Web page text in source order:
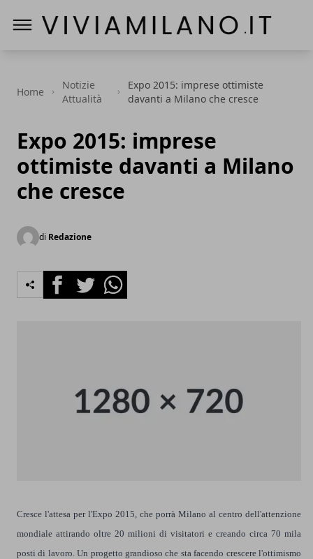
Home
Notizie
Attualità
Expo 2015: imprese ottimiste
davanti a Milano che cresce
Expo 2015: imprese
ottimiste davanti a Milano
che cresce
di Redazione
FacebookTwitterWhatsapp
Cresce l'attesa per l'Expo 2015, che porrà Milano al centro dell'attenzione
mondiale attirando oltre 20 milioni di visitatori e creando circa 70 mila
posti di lavoro. Un progetto grandioso che sta facendo crescere l'ottimismo